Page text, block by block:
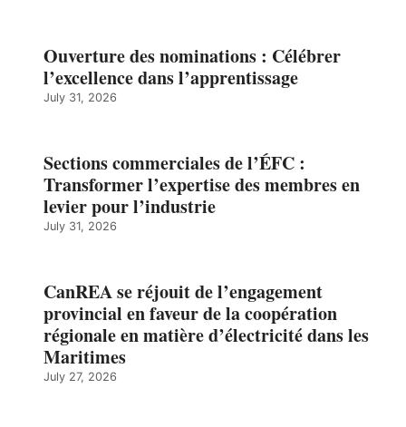
Ouverture des nominations : Célébrer
l’excellence dans l’apprentissage
July 31, 2026
Sections commerciales de l’ÉFC :
Transformer l’expertise des membres en
levier pour l’industrie
July 31, 2026
CanREA se réjouit de l’engagement
provincial en faveur de la coopération
régionale en matière d’électricité dans les
Maritimes
July 27, 2026